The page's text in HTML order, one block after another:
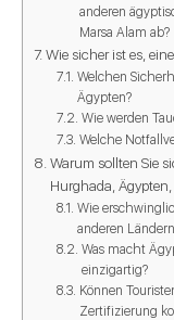
anderen
Marsa Alam ab?
Wie sicher ist es,
Welchen
Ägypten?
Wie werden
Welche
Warum sollten Sie
Hurghada,
Wie
anderen
Was macht
einzigartig?
Können
Zertifizierung